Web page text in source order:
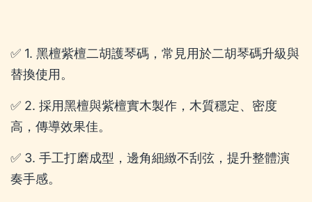
✅ 1. 黑檀紫檀二胡護琴碼，常見用於二胡琴碼升級與
替換使用。
✅ 2. 採用黑檀與紫檀實木製作，木質穩定、密度
高，傳導效果佳。
✅ 3. 手工打磨成型，邊角細緻不刮弦，提升整體演
奏手感。